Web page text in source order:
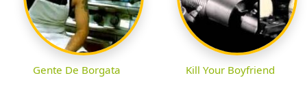
Gente De Borgata Kill Your Boyfriend